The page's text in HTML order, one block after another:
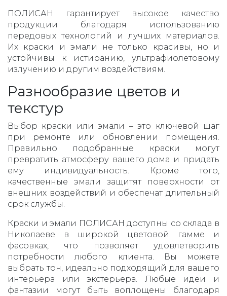
ПОЛИСАН гарантирует высокое качество
продукции благодаря использованию
передовых технологий и лучших материалов.
Их краски и эмали не только красивы, но и
устойчивы к истиранию, ультрафиолетовому
излучению и другим воздействиям.
Разнообразие цветов и
текстур
Выбор краски или эмали – это ключевой шаг
при ремонте или обновлении помещения.
Правильно подобранные краски могут
превратить атмосферу вашего дома и придать
ему индивидуальность. Кроме того,
качественные эмали защитят поверхности от
внешних воздействий и обеспечат длительный
срок службы.
Краски и эмали ПОЛИСАН доступны со склада в
Николаеве в широкой цветовой гамме и
фасовках, что позволяет удовлетворить
потребности любого клиента. Вы можете
выбрать тон, идеально подходящий для вашего
интерьера или экстерьера. Любые идеи и
фантазии могут быть воплощены благодаря